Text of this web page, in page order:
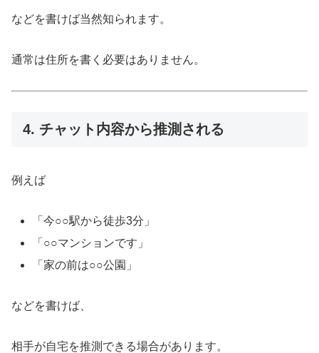
などを書けば当然知られます。
通常は住所を書く必要はありません。
4. チャット内容から推測される
例えば
「今○○駅から徒歩3分」
「○○マンションです」
「家の前は○○公園」
などを書けば、
相手が自宅を推測できる場合があります。